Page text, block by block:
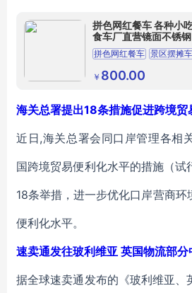
拼色网红餐车 各种小
食车厂直营镜面不锈
拼色网红餐车 景区摆摊车
不锈钢车
￥ 800.00
海关总署提出18条措施促进跨境贸
近日,海关总署会同口岸管理各相
国跨境贸易便利化水平的措施（试
18条举措，进一步优化口岸营商环
便利化水平。
速卖通发往玻利维亚 英国物流部分
据全球速卖通发布的《玻利维亚、